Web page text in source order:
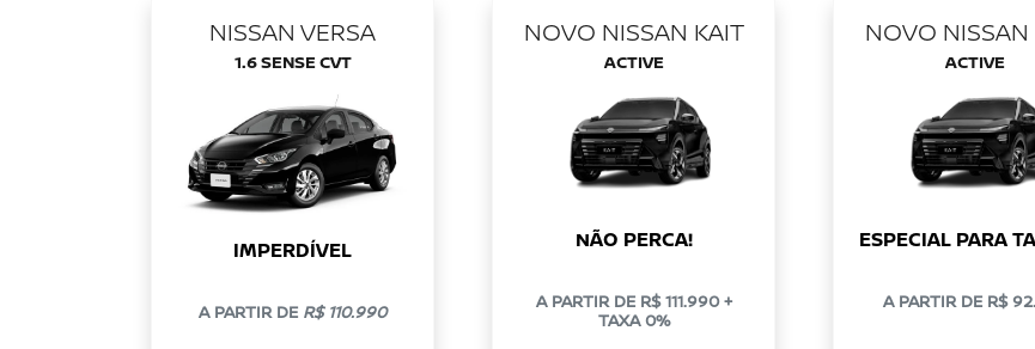
NISSAN VERSA
1.6 SENSE CVT
IMPERDÍVEL
A PARTIR DE R$ 110.990
NOVO NISSAN KAIT
ACTIVE
NÃO PERCA!
A PARTIR DE R$ 111.990 +
TAXA 0%
NOVO NISSAN
ACTIVE
ESPECIAL PARA
A PARTIR DE R$